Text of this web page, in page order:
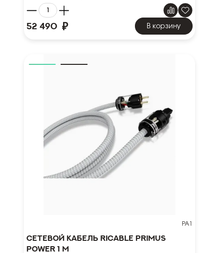
52 490 ₽ В корзину
PA1
Сетевой кабель Ricable Primus
Power 1 m